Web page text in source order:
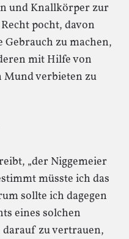
und Knallkörper zur
pocht, davon
zu machen,
mit Hilfe von
verbieten zu
„der Niggemeier
müsste ich das
sollte ich dagegen
eines solchen
zu vertrauen,